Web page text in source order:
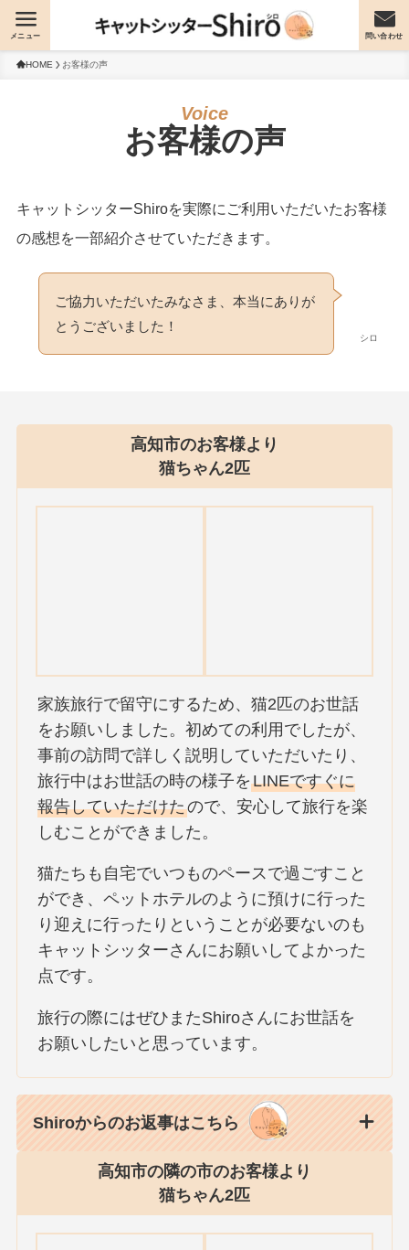
問い合わせ
メニュー
HOME お客様の声
お客様の声
キャットシッターShiroを実際にご利用いただいたお客様
の感想を一部紹介させていただきます。
シロ
ご協力いただいたみなさま、本当にありが
とうございました！
高知市のお客様より
猫ちゃん2匹
家族旅行で留守にするため、猫2匹のお世話
をお願いしました。初めての利用でしたが、
事前の訪問で詳しく説明していただいたり、
旅行中はお世話の時の様子をLINEですぐに
報告していただけたので、安心して旅行を楽
しむことができました。
猫たちも自宅でいつものペースで過ごすこと
ができ、ペットホテルのように預けに行った
り迎えに行ったりということが必要ないのも
キャットシッターさんにお願いしてよかった
点です。
旅行の際にはぜひまたShiroさんにお世話を
お願いしたいと思っています。
Shiroからのお返事はこちら
高知市の隣の市のお客様より
猫ちゃん2匹